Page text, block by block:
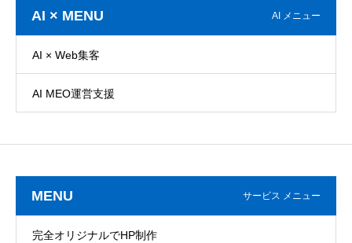
AI × MENU AI メニュー
AI × Web集客
AI MEO運営支援
MENU サービス メニュー
完全オリジナルでHP制作